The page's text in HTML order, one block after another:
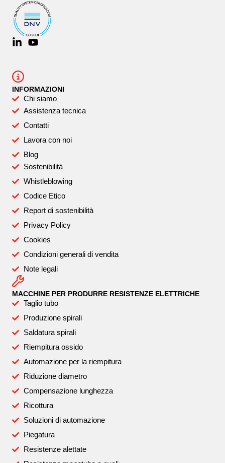
INFORMAZIONI
Chi siamo
Assistenza tecnica
Contatti
Lavora con noi
Blog
Sostenibilità
Whistleblowing
Codice Etico
Report di sostenibilità
Privacy Policy
Cookies
Condizioni generali di vendita
Note legali
MACCHINE PER PRODURRE RESISTENZE ELETTRICHE
Taglio tubo
Produzione spirali
Saldatura spirali
Riempitura ossido
Automazione per la riempitura
Riduzione diametro
Compensazione lunghezza
Ricottura
Soluzioni di automazione
Piegatura
Resistenze alettate